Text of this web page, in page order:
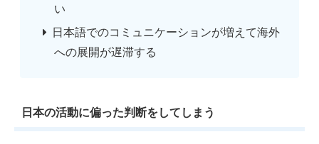
い
日本語でのコミュニケーションが増えて海外
への展開が遅滞する
日本の活動に偏った判断をしてしまう